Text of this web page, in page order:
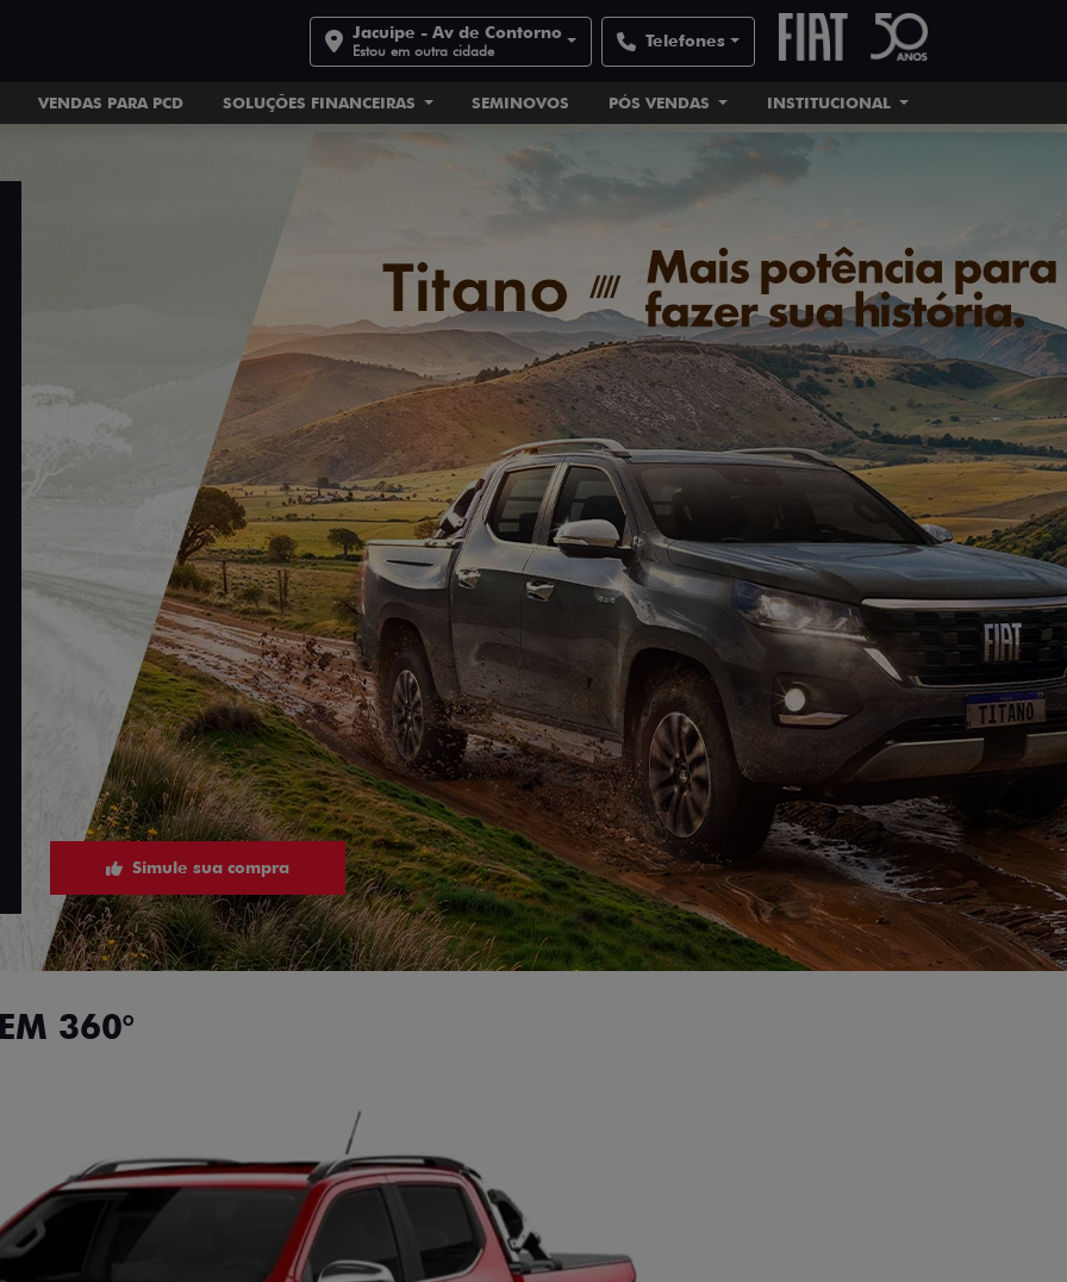
Jacuipe - Av de Contorno
Estou em outra cidade Telefones
VENDAS PARA PCD SOLUÇÕES FINANCEIRAS SEMINOVOS PÓS VENDAS INSTITUCIONAL
Simule sua compra
360°